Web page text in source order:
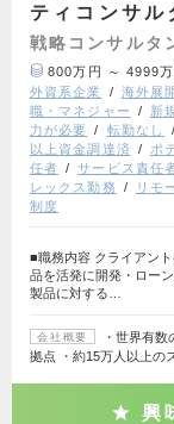
ティコンサ
戦略コンサルタ
800万円 ～ 4999万
外資系企業
海外展
職・マネジャー
新
力が必要
転勤なし
以上資金調達済
ポ
任者
サービス責任
レックス勤務
リモ
制度
■職務内容 クライアン
品を活発に開発・ロー
製品に対する…
会社概要
・世界有
拠点 ・約15万人以上の
興